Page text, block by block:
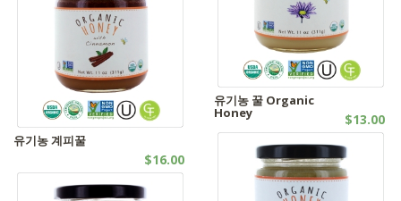
유기농 꿀 Organic
Honey $13.00
꿀제품 | 유기농제품
유기농 계피꿀
$16.00
꿀제품 | 유기농제품